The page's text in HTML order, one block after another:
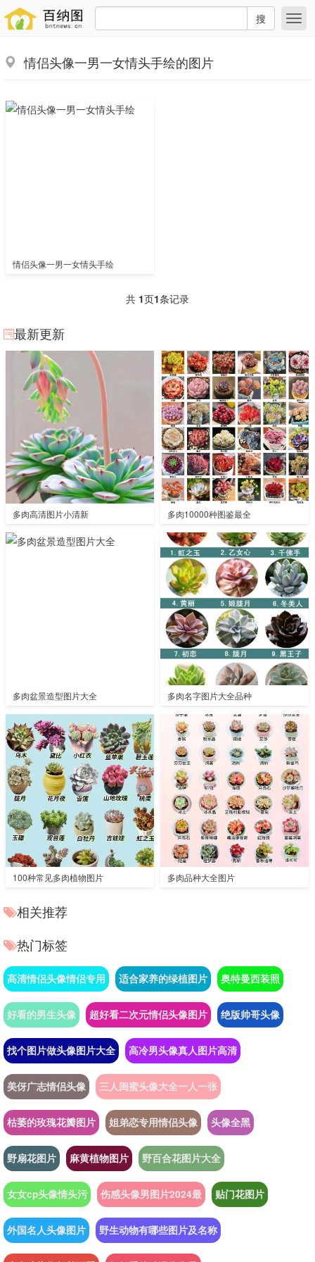
搜
情侣头像一男一女情头手绘的图片
情侣头像一男一女情头手绘
共 1页1条记录
最新更新
多肉高清图片小清新 多肉10000种图鉴最全
多肉盆景造型图片大全 多肉名字图片大全品种
100种常见多肉植物图片 多肉品种大全图片
相关推荐
热门标签
高清情侣头像情侣专用 适合家养的绿植图片 奥特曼西装照
好看的男生头像 超好看二次元情侣头像图片 绝版帅哥头像
找个图片做头像图片大全 高冷男头像真人图片高清
美伢广志情侣头像 三人闺蜜头像大全一人一张
枯萎的玫瑰花瓣图片 姐弟恋专用情侣头像 头像全黑
野扇花图片 麻黄植物图片 野百合花图片大全
女女cp头像情头污 伤感头像男图片2024最 贴门花图片
外国名人头像图片 野生动物有哪些图片及名称